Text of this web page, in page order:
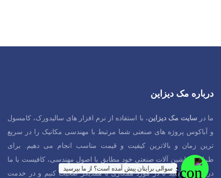
درباره مک دیزاین
ما در سایت مک دیزاین، با استفاده از نرم افزار های سالیدورک، کامسول
و آباکوس پروژه های صنعتی شما مرتبط با مهندسی مکانیک را در سریع
ترین زمان و بالاترین کیفیت و قیمت مناسب انجام می دهیم. برای
طراحی ماشین آلات صنعتی خود مطابق با اصول مهندسی، کافیست با ما
در ارتباط باشید تا در مورد همکاری با همدیگر صحبت کنیم و در خدمت
سوالی برایتان پیش آمده است؟ از ما بپرسید